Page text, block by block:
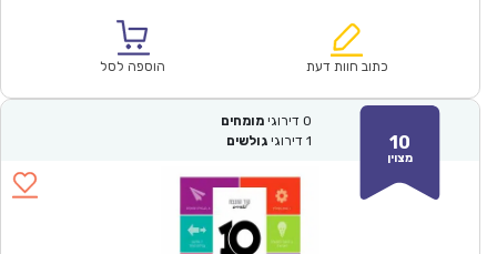
₪61.00.
הוא:
כתוב חוות דעת הוספה לסל
10
מצוין
0 דירוגי מומחים
1 דירוגי גולשים